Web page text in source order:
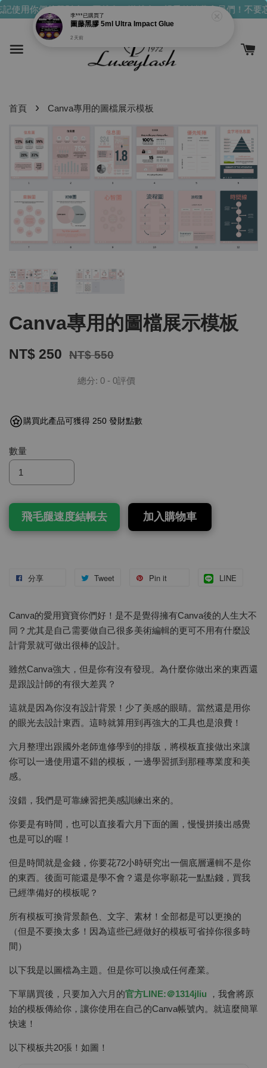
使用你們的發財金！買越多，送越多！親愛的消費會員們！不要
首頁 › Canva專用的圖檔展示模板
Canva專用的圖檔展示模板
NT$ 250 NT$ 550
總分: 0 - 0評價
購買此產品可獲得 250 發財點數
數量
飛毛腿速度結帳去 加入購物車
分享 Tweet Pin it LINE
Canva的愛用寶寶你們好！是不是覺得擁有Canva後的人生大不
同？尤其是自己需要做自己很多美術編輯的更可不用有什麼設
計背景就可做出很棒的設計。
雖然Canva強大，但是你有沒有發現。為什麼你做出來的東西還
是跟設計師的有很大差異？
這就是因為你沒有設計背景！少了美感的眼睛。當然還是用你
的眼光去設計東西。這時就算用到再強大的工具也是浪費！
六月整理出跟國外老師進修學到的排版，將模板直接做出來讓
你可以一邊使用還不錯的模板，一邊學習抓到那種專業度和美
感。
沒錯，我們是可靠練習把美感訓練出來的。
你要是有時間，也可以直接看六月下面的圖，慢慢拼揍出感覺
也是可以的喔！
但是時間就是金錢，你要花72小時研究出一個底層邏輯不是你
的東西。後面可能還是學不會？還是你寧願花一點點錢，買我
已經準備好的模板呢？
所有模板可換背景顏色、文字、素材！全部都是可以更換的
（但是不要換太多！因為這些已經做好的模板可省掉你很多時
間）
以下我是以圖檔為主題。但是你可以換成任何產業。
下單購買後，只要加入六月的官方LINE:＠1314jliu ，我會將原
始的模板傳給你，讓你使用在自己的Canva帳號內。就這麼簡單
快速！
以下模板共20張！如圖！
李***已購買了
圖藤黑膠 5ml Ultra Impact Glue
2 天前